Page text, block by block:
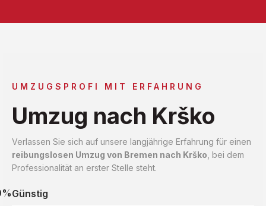
UMZUGSPROFI MIT ERFAHRUNG
Umzug nach Krško
Verlassen Sie sich auf unsere langjährige Erfahrung für einen
reibungslosen Umzug von Bremen nach Krško , bei dem
Professionalität an erster Stelle steht.
Günstig